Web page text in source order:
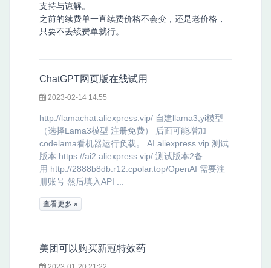
支持与谅解。
之前的续费单一直续费价格不会变，还是老价格，
只要不丢续费单就行。
ChatGPT网页版在线试用
2023-02-14 14:55
http://lamachat.aliexpress.vip/ 自建llama3,yi模型
（选择Lama3模型 注册免费） 后面可能增加
codelama看机器运行负载。 AI.aliexpress.vip 测试
版本 https://ai2.aliexpress.vip/ 测试版本2备
用 http://2888b8db.r12.cpolar.top/OpenAI 需要注
册账号 然后填入API ...
查看更多 »
美团可以购买新冠特效药